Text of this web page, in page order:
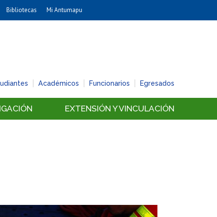
Comunicación e Imagen
Economía y Negocios
Gobierno
Bibliotecas Mi Antumapu
Académicos Funcionarios Egresados
EXTENSIÓN Y VINCULACIÓN